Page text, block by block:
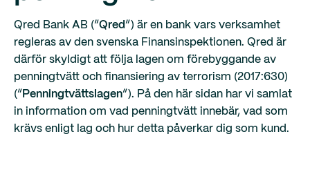
Qred Bank AB (”Qred”) är en bank vars verksamhet
regleras av den svenska Finansinspektionen. Qred är
därför skyldigt att följa lagen om förebyggande av
penningtvätt och finansiering av terrorism (2017:630)
(” Penningtvättslagen”). På den här sidan har vi samlat
in information om vad penningtvätt innebär, vad som
krävs enligt lag och hur detta påverkar dig som kund.